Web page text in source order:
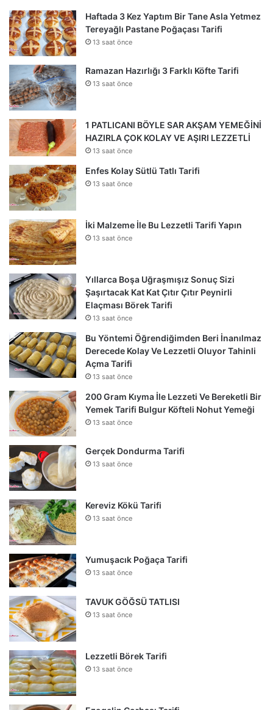
Haftada 3 Kez Yaptım Bir Tane Asla Yetmez
Tereyağlı Pastane Poğaçası Tarifi
13 saat önce
Ramazan Hazırlığı 3 Farklı Köfte Tarifi
13 saat önce
1 PATLICANI BÖYLE SAR AKŞAM YEMEĞİNİ
HAZIRLA ÇOK KOLAY VE AŞIRI LEZZETLİ
13 saat önce
Enfes Kolay Sütlü Tatlı Tarifi
13 saat önce
İki Malzeme İle Bu Lezzetli Tarifi Yapın
13 saat önce
Yıllarca Boşa Uğraşmışız Sonuç Sizi
Şaşırtacak Kat Kat Çıtır Çıtır Peynirli
Elaçması Börek Tarifi
13 saat önce
Bu Yöntemi Öğrendiğimden Beri İnanılmaz
Derecede Kolay Ve Lezzetli Oluyor Tahinli
Açma Tarifi
13 saat önce
200 Gram Kıyma İle Lezzeti Ve Bereketli Bir
Yemek Tarifi Bulgur Köfteli Nohut Yemeği
13 saat önce
Gerçek Dondurma Tarifi
13 saat önce
Kereviz Kökü Tarifi
13 saat önce
Yumuşacık Poğaça Tarifi
13 saat önce
TAVUK GÖĞSÜ TATLISI
13 saat önce
Lezzetli Börek Tarifi
13 saat önce